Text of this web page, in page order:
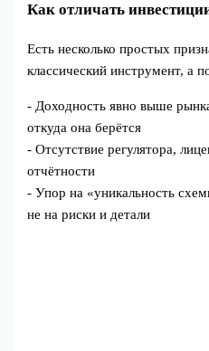
Как отличать
Есть несколько простых
классический инструмент, а
- Доходность явно выше
откуда она берётся
- Отсутствие регулятора,
отчётности
- Упор на «уникальность
не на риски и детали